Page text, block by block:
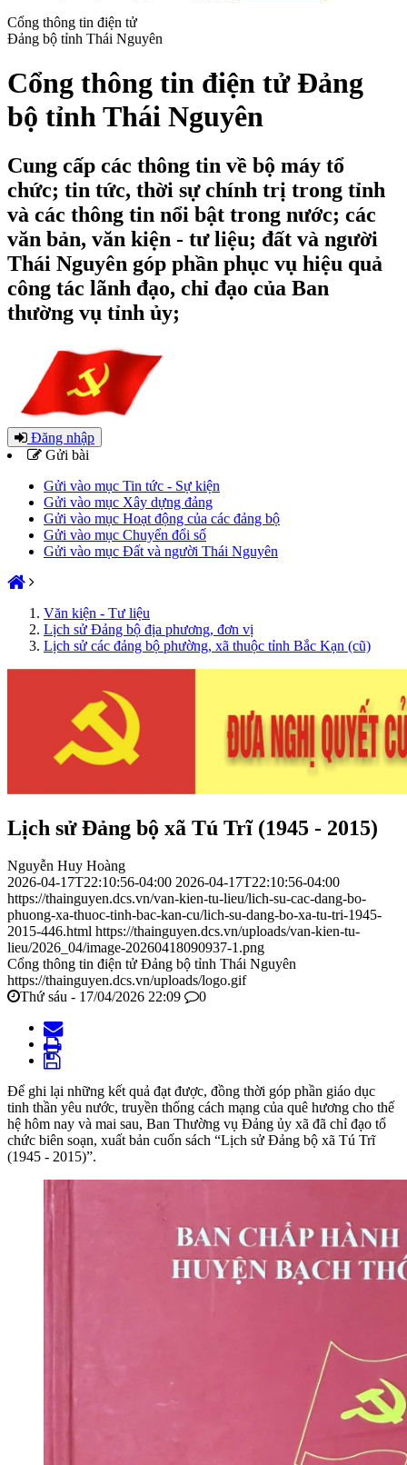
Cổng thông tin điện tử
Đảng bộ tỉnh Thái Nguyên
Cổng thông tin điện tử Đảng
bộ tỉnh Thái Nguyên
Cung cấp các thông tin về bộ máy tổ
chức; tin tức, thời sự chính trị trong tỉnh
và các thông tin nổi bật trong nước; các
văn bản, văn kiện - tư liệu; đất và người
Thái Nguyên góp phần phục vụ hiệu quả
công tác lãnh đạo, chỉ đạo của Ban
thường vụ tỉnh ủy;
Đăng nhập
Gửi bài
Gửi vào mục Tin tức - Sự kiện
Gửi vào mục Xây dựng đảng
Gửi vào mục Hoạt động của các đảng bộ
Gửi vào mục Chuyển đổi số
Gửi vào mục Đất và người Thái Nguyên
Văn kiện - Tư liệu
Lịch sử Đảng bộ địa phương, đơn vị
Lịch sử các đảng bộ phường, xã thuộc tỉnh Bắc Kạn (cũ)
Lịch sử Đảng bộ xã Tú Trĩ (1945 - 2015)
Nguyễn Huy Hoàng
2026-04-17T22:10:56-04:00 2026-04-17T22:10:56-04:00
https://thainguyen.dcs.vn/van-kien-tu-lieu/lich-su-cac-dang-bo-
phuong-xa-thuoc-tinh-bac-kan-cu/lich-su-dang-bo-xa-tu-tri-1945-
2015-446.html https://thainguyen.dcs.vn/uploads/van-kien-tu-
lieu/2026_04/image-20260418090937-1.png
Cổng thông tin điện tử Đảng bộ tỉnh Thái Nguyên
https://thainguyen.dcs.vn/uploads/logo.gif
Thứ sáu - 17/04/2026 22:09
0
Để ghi lại những kết quả đạt được, đồng thời góp phần giáo dục
tinh thần yêu nước, truyền thống cách mạng của quê hương cho thế
hệ hôm nay và mai sau, Ban Thường vụ Đảng ủy xã đã chỉ đạo tổ
chức biên soạn, xuất bản cuốn sách “Lịch sử Đảng bộ xã Tú Trĩ
(1945 - 2015)”.